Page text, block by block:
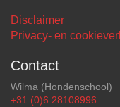
Disclaimer
Privacy- en
Contact
Wilma (Hondenschool)
+31 (0)6 28108996